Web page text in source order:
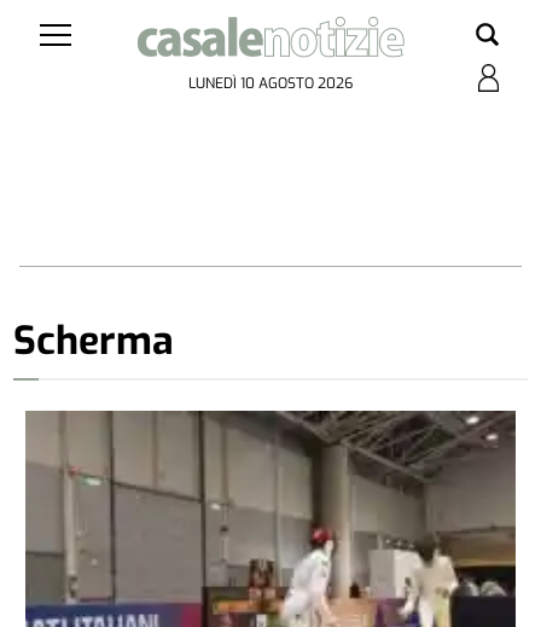
LUNEDÌ 10 AGOSTO 2026
Scherma